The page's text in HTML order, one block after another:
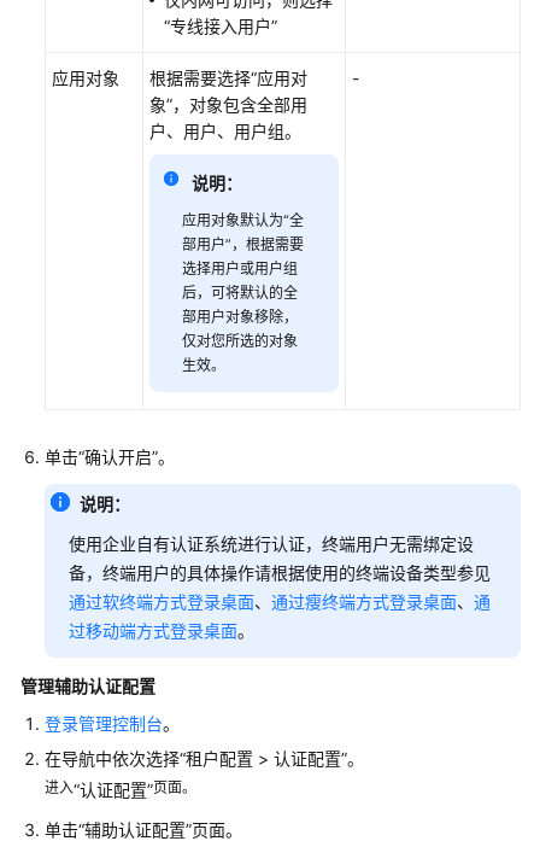
础
证
第
三
方
单
点
证
配
置
多
素
“专线接入用户”
应用对象
根据需要选择“应用对
象”，对象包含全部用
户、用户、用户组。
说明：
应用对象默认为“全
部用户”，根据需要
选择用户或用户组
后，可将默认的全
部用户对象移除，
仅对您所选的对象
生效。
-
单击“确认开启”。
说明：
使用企业自有认证系统进行认证，终端用户无需绑定设
备，终端用户的具体操作请根据使用的终端设备类型参见
通过软终端方式登录桌面、 通过瘦终端方式登录桌面、 通
过移动端方式登录桌面。
管理辅助认证配置
登录管理控制台。
在导航中依次选择“租户配置 > 认证配置”。
进入“认证配置”页面。
单击“辅助认证配置”页面。